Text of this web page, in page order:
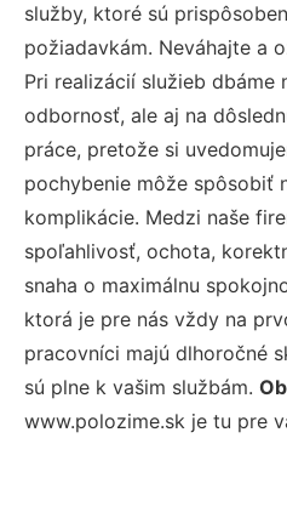
služby, ktoré sú
požiadavkám. Neváhajte a
Pri realizácií služieb dbáme
odbornosť, ale aj na
práce, pretože si
pochybenie môže spôsobiť
komplikácie. Medzi naše
spoľahlivosť, ochota,
snaha o maximálnu
ktorá je pre nás vždy na
pracovníci majú dlhoročné
sú plne k vašim službám.
www.polozime.sk je tu pre